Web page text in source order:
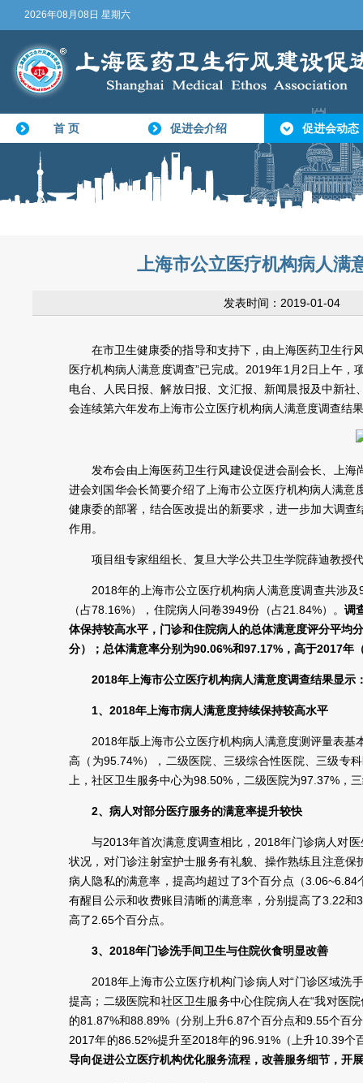
2026年08月08日 星期六
首 页 促进会介绍 促进会动态
上海市公立医疗机构病人满
发表时间：2019-01-
在市卫生健康委的指导和支持下，由上海医药卫生行
医疗机构病人满意度调查”已完成。2019年1月2日上午
电台、人民日报、解放日报、文汇报、新闻晨报及中新
会连续第六年发布上海市公立医疗机构病人满意度调查结
发布会由上海医药卫生行风建设促进会副会长、上
进会刘国华会长简要介绍了上海市公立医疗机构病人满
健康委的部署，结合医改提出的新要求，进一步加大调
作用。
项目组专家组组长、复旦大学公共卫生学院薛迪教授
2018年的上海市公立医疗机构病人满意度调查共涉
（占78.16%），住院病人问卷3949份（占21.84%）。调
体保持较高水平，门诊和住院病人的总体满意度评分平均
分）；总体满意率分别为90.06%和97.17%，高于2017年
2018年上海市公立医疗机构病人满意度调查结果显示
1、2018年上海市病人满意度持续保持较高水平
2018年版上海市公立医疗机构病人满意度测评量表
高（为95.74%），二级医院、三级综合性医院、三级专
上，社区卫生服务中心为98.50%，二级医院为97.37%，
2、病人对部分医疗服务的满意率提升较快
与2013年首次满意度调查相比，2018年门诊病人对
状况，对门诊注射室护士服务有礼貌、操作熟练且注意
病人隐私的满意率，提高均超过了3个百分点（
有醒目公示和收费账目清晰的满意率，分别提高了3.22
高了2.65个百分点。
3、2018年门诊洗手间卫生与住院伙食明显改善
2018年上海市公立医疗机构门诊病人对“门诊区域洗
提高；二级医院和社区卫生服务中心住院病人在“我对医
的81.87%和88.89%（分别上升6.87个百分点和9.55个百
2017年的86.52%提升至2018年的96.91%（上升10.39个
导向促进公立医疗机构优化服务流程，改善服务细节，开